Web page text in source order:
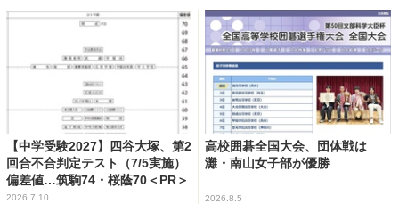
【中学受験2027】四谷大塚、第2
回合不合判定テスト（7/5実施）
偏差値…筑駒74・桜蔭70＜PR＞
2026.7.10
高校囲碁全国大会、団体戦は
灘・南山女子部が優勝
2026.8.5